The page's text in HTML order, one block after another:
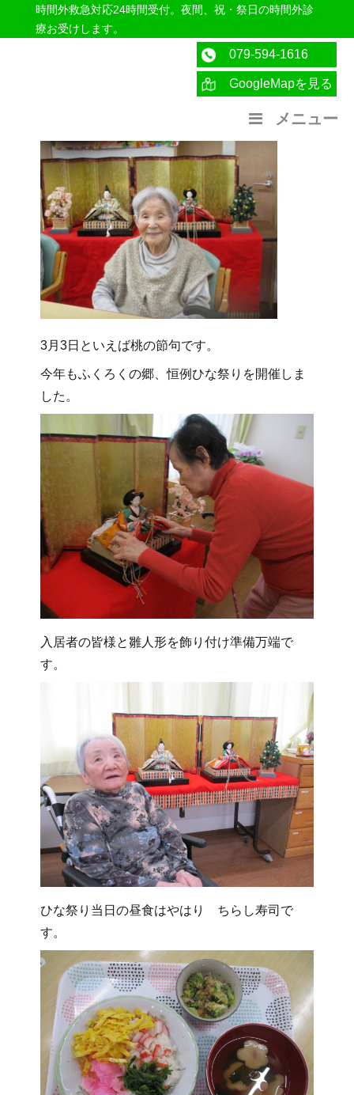
時間外救急対応24時間受付。夜間、祝・祭日の時間外診
療お受けします。
医療法人社団紀洋会 公式サイト
079-594-1616
GoogleMapを見る
メニュー
3月3日といえば桃の節句です。
今年もふくろくの郷、恒例ひな祭りを開催しま
した。
入居者の皆様と雛人形を飾り付け準備万端で
す。
ひな祭り当日の昼食はやはり ちらし寿司で
す。